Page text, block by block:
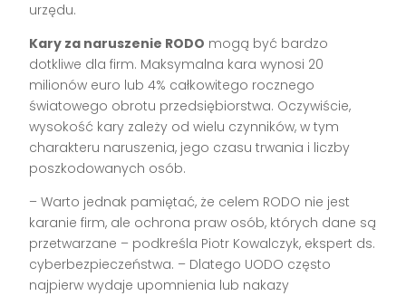
urzędu.
Kary za naruszenie RODO mogą być bardzo
dotkliwe dla firm. Maksymalna kara wynosi 20
milionów euro lub 4% całkowitego rocznego
światowego obrotu przedsiębiorstwa. Oczywiście,
wysokość kary zależy od wielu czynników, w tym
charakteru naruszenia, jego czasu trwania i liczby
poszkodowanych osób.
– Warto jednak pamiętać, że celem RODO nie jest
karanie firm, ale ochrona praw osób, których dane są
przetwarzane – podkreśla Piotr Kowalczyk, ekspert ds.
cyberbezpieczeństwa. – Dlatego UODO często
najpierw wydaje upomnienia lub nakazy